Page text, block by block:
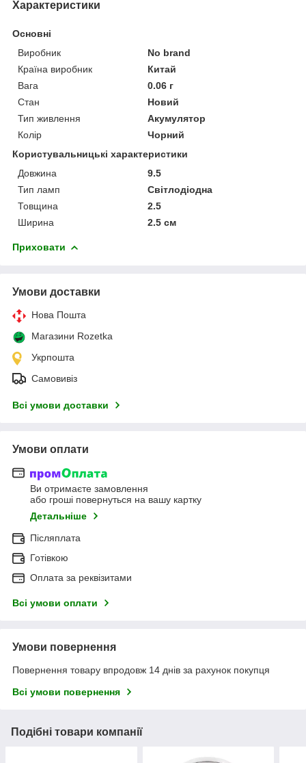
Характеристики
Основні
Виробник
No brand
Країна виробник
Китай
Вага
0.06 г
Стан
Новий
Тип живлення
Акумулятор
Колір
Чорний
Користувальницькі характеристики
Довжина
9.5
Тип ламп
Світлодіодна
Товщина
2.5
Ширина
2.5 см
Приховати
Умови доставки
Нова Пошта
Магазини Rozetka
Укрпошта
Самовивіз
Всі умови доставки
Умови оплати
Ви отримаєте замовлення
або гроші повернуться на вашу картку
Детальніше
Післяплата
Готівкою
Оплата за реквізитами
Всі умови оплати
Умови повернення
Повернення товару впродовж 14 днів за рахунок покупця
Всі умови повернення
Подібні товари компанії